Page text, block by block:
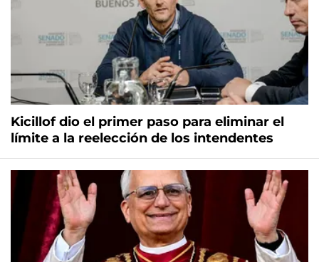
Kicillof dio el primer paso para eliminar el
límite a la reelección de los intendentes